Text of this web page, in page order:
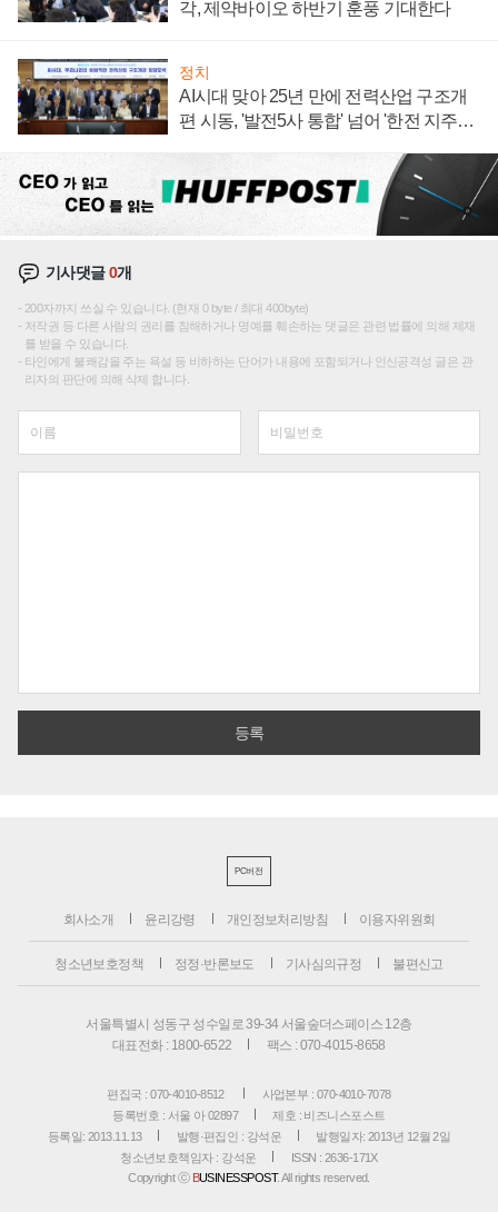
각, 제약바이오 하반기 훈풍 기대한다
정치
AI시대 맞아 25년 만에 전력산업 구조개
편 시동, '발전5사 통합' 넘어 '한전 지주사'
기사댓글0개
200자까지 쓰실 수 있습니다. (현재 0 byte / 최대 400byte)
저작권 등 다른 사람의 권리를 침해하거나 명예를 훼손하는 댓글은 관련 법률에 의해 제재
를 받을 수 있습니다.
타인에게 불쾌감을 주는 욕설 등 비하하는 단어가 내용에 포함되거나 인신공격성 글은 관
리자의 판단에 의해 삭제 합니다.
PC버전
회사소개 윤리강령 개인정보처리방침 이용자위원회
청소년보호정책 정정·반론보도 기사심의규정 불편신고
서울특별시 성동구 성수일로 39-34 서울숲더스페이스 12층
대표전화 : 1800-6522
팩스 : 070-4015-8658
편집국 : 070-4010-8512
사업본부 : 070-4010-7078
등록번호 : 서울 아 02897
제호 : 비즈니스포스트
등록일: 2013.11.13
발행·편집인 : 강석운
발행일자: 2013년 12월 2일
청소년보호책임자 : 강석운
ISSN : 2636-171X
Copyright ⓒ BUSINESSPOST. All rights reserved.